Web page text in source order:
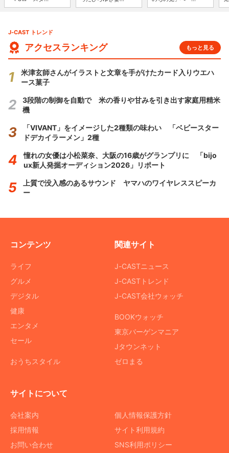
J-CAST トレンド
アクセスランキング もっと見る
米津玄師さんがイラストと文章を手がけたカード入りウエハ
ース菓子
3段階の制御を自動で 米の香りや甘みを引き出す家庭用精米
機
「VIVANT」をイメージした2種類の味わい 「ベビースター
ドデカイラーメン」2種
憧れの女優は小松菜奈、大阪の16歳がグランプリに 「bijo
ux新人発掘オーディション2026」リポート
上質で没入感のあるサウンド ヤマハのワイヤレススピーカ
ー
コンテンツ
ライフ
グルメ
デジタル
健康
エンタメ
セール
おうちスタイル
関連サイト
J-CASTニュース
J-CASTトレンド
J-CAST会社ウォッチ
BOOKウォッチ
東京バーゲンマニア
Jタウンネット
ゼロまる
サイトについて
会社案内
採用情報
お問い合わせ
個人情報保護方針
サイト利用規約
SNS利用ポリシー